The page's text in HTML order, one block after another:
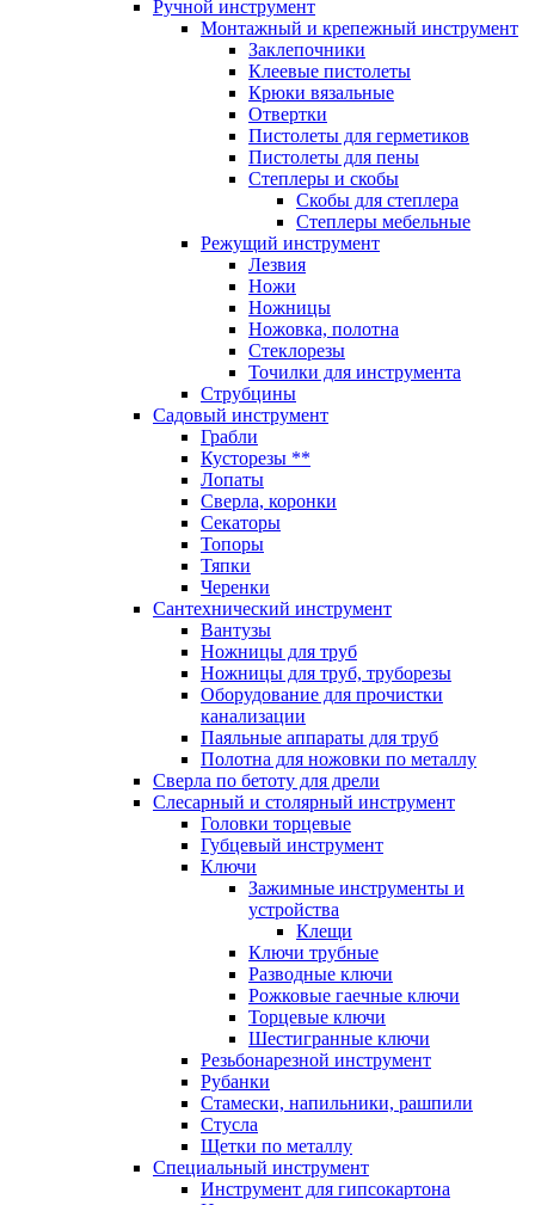
Ручной инструмент
Монтажный и крепежный инструмент
Заклепочники
Клеевые пистолеты
Крюки вязальные
Отвертки
Пистолеты для герметиков
Пистолеты для пены
Степлеры и скобы
Скобы для степлера
Степлеры мебельные
Режущий инструмент
Лезвия
Ножи
Ножницы
Ножовка, полотна
Стеклорезы
Точилки для инструмента
Струбцины
Садовый инструмент
Грабли
Кусторезы **
Лопаты
Сверла, коронки
Секаторы
Топоры
Тяпки
Черенки
Сантехнический инструмент
Вантузы
Ножницы для труб
Ножницы для труб, труборезы
Оборудование для прочистки
канализации
Паяльные аппараты для труб
Полотна для ножовки по металлу
Сверла по бетоту для дрели
Слесарный и столярный инструмент
Головки торцевые
Губцевый инструмент
Ключи
Зажимные инструменты и
устройства
Клещи
Ключи трубные
Разводные ключи
Рожковые гаечные ключи
Торцевые ключи
Шестигранные ключи
Резьбонарезной инструмент
Рубанки
Стамески, напильники, рашпили
Стусла
Щетки по металлу
Специальный инструмент
Инструмент для гипсокартона